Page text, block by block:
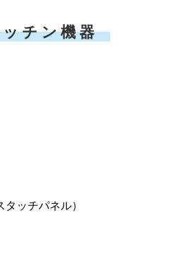
チン機器
タッチパネル）